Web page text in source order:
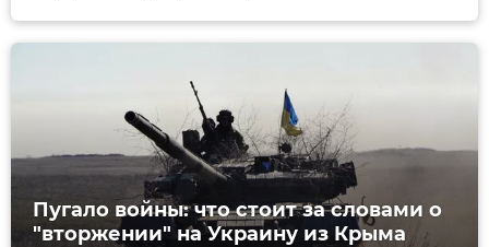
Пугало войны: что стоит за словами о
"вторжении" на Украину из Крыма